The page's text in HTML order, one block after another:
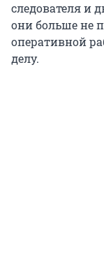
следователя и
они больше не
оперативной
делу.